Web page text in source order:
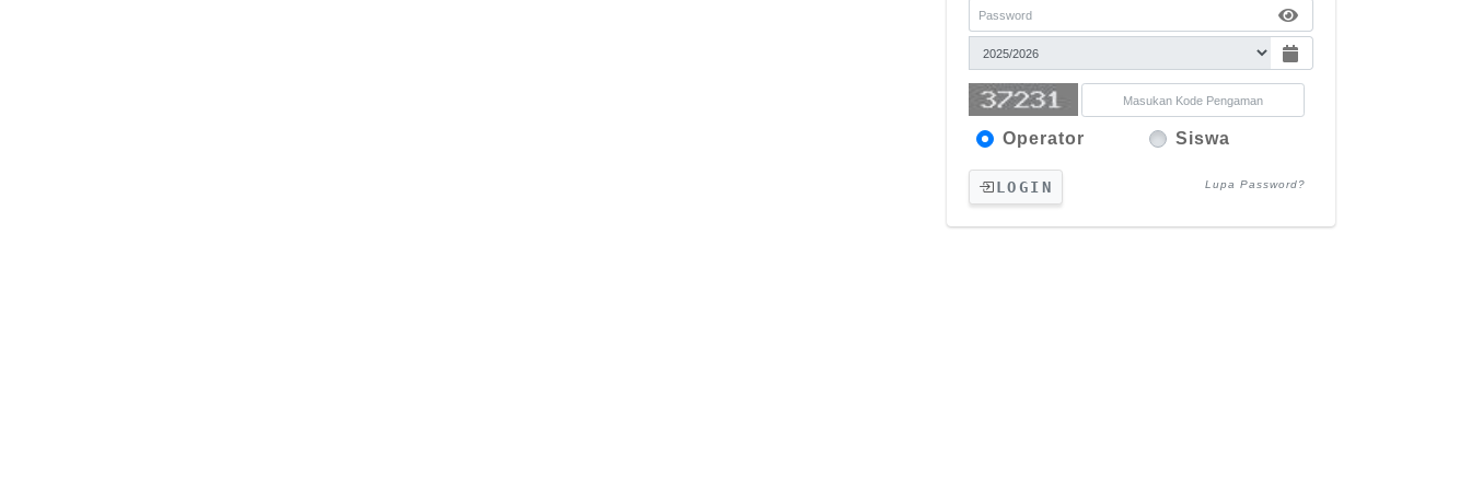
Operator Siswa
LOGIN Lupa Password?